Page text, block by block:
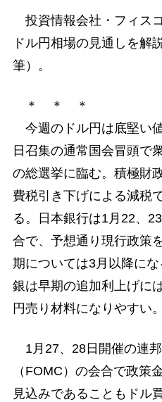
投資情報会社・フィス
ドル円相場の見通しを解
筆）。
＊ ＊ ＊
今週のドル円は底堅い
日召集の通常国会冒頭で
の総選挙に臨む。積極財
費税引き下げによる減税
る。日本銀行は1月22、
合で、予想通り現行政策
期については3月以降に
銀は早期の追加利上げに
円売り材料になりやすい。
1月27、28日開催の連
（FOMC）の会合で政策
見込みであることもドル